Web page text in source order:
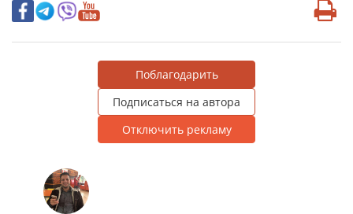
Поблагодарить
Подписаться на автора
Отключить рекламу